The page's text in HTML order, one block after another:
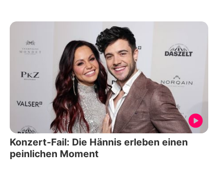
Konzert-Fail: Die Hännis erleben einen
peinlichen Moment